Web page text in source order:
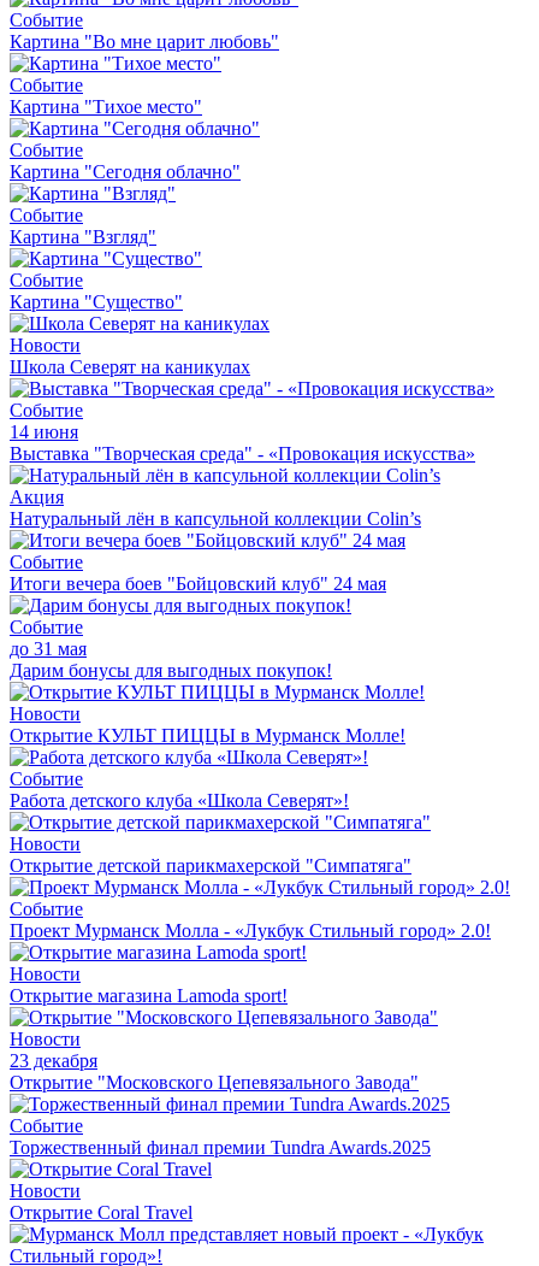
Событие
Картина "Во мне царит любовь"
Событие
Картина "Тихое место"
Событие
Картина "Сегодня облачно"
Событие
Картина "Взгляд"
Событие
Картина "Существо"
Новости
Школа Северят на каникулах
Событие
14 июня
Выставка "Творческая среда" - «Провокация искусства»
Акция
Натуральный лён в капсульной коллекции Colin’s
Событие
Итоги вечера боев "Бойцовский клуб" 24 мая
Событие
до 31 мая
Дарим бонусы для выгодных покупок!
Новости
Открытие КУЛЬТ ПИЦЦЫ в Мурманск Молле!
Событие
Работа детского клуба «Школа Северят»!
Новости
Открытие детской парикмахерской "Симпатяга"
Событие
Проект Мурманск Молла - «Лукбук Стильный город» 2.0!
Новости
Открытие магазина Lamoda sport!
Новости
23 декабря
Открытие "Московского Цепевязального Завода"
Событие
Торжественный финал премии Tundra Awards.2025
Новости
Открытие Coral Travel